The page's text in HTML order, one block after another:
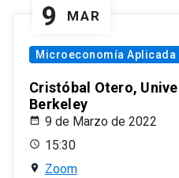
9 MAR
Microeconomía Aplicada
Cristóbal Otero,
Berkeley
9 de Marzo de 2022
15:30
Zoom